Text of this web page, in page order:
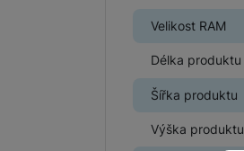
Velikost RAM
Délka produktu
Šířka produktu
Výška produktu